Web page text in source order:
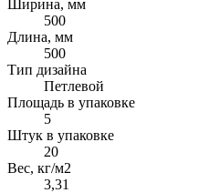
Ширина, мм
500
Длина, мм
500
Тип дизайна
Петлевой
Площадь в упаковке
5
Штук в упаковке
20
Вес, кг/м2
3,31